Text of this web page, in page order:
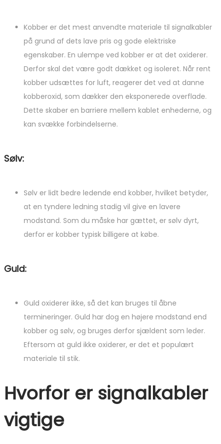
Kobber er det mest anvendte materiale til signalkabler
på grund af dets lave pris og gode elektriske
egenskaber. En ulempe ved kobber er at det oxiderer.
Derfor skal det være godt dækket og isoleret. Når rent
kobber udsættes for luft, reagerer det ved at danne
kobberoxid, som dækker den eksponerede overflade.
Dette skaber en barriere mellem kablet enhederne, og
kan svække forbindelserne.
Sølv:
Sølv er lidt bedre ledende end kobber, hvilket betyder,
at en tyndere ledning stadig vil give en lavere
modstand. Som du måske har gættet, er sølv dyrt,
derfor er kobber typisk billigere at købe.
Guld:
Guld oxiderer ikke, så det kan bruges til åbne
termineringer. Guld har dog en højere modstand end
kobber og sølv, og bruges derfor sjældent som leder.
Eftersom at guld ikke oxiderer, er det et populært
materiale til stik.
Hvorfor er signalkabler
vigtige